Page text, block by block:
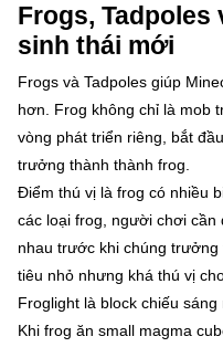
Frogs,
sinh thái mới
Frogs và Tadpoles giúp
hơn. Frog không chỉ là mob
vòng phát triển riêng, bắt
trưởng thành thành frog.
Điểm thú vị là frog có nhiều
các loại frog, người chơi cần
nhau trước khi chúng
tiêu nhỏ nhưng khá thú vị
Froglight là block chiếu
Khi frog ăn small magma